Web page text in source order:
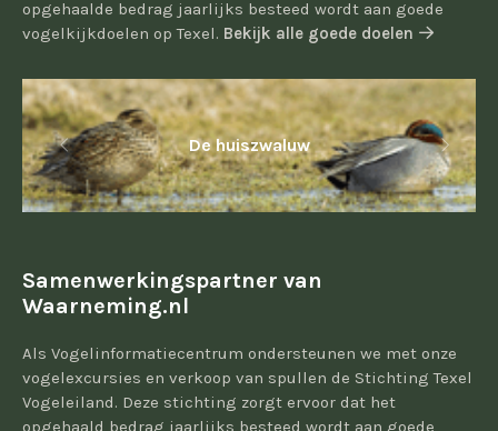
opgehaalde bedrag jaarlijks besteed wordt aan goede
vogelkijkdoelen op Texel. Bekijk alle goede doelen
De huiszwaluw
Samenwerkingspartner van
Waarneming.nl
Als Vogelinformatiecentrum ondersteunen we met onze
vogelexcursies en verkoop van spullen de Stichting Texel
Vogeleiland. Deze stichting zorgt ervoor dat het
opgehaald bedrag jaarlijks besteed wordt aan goede